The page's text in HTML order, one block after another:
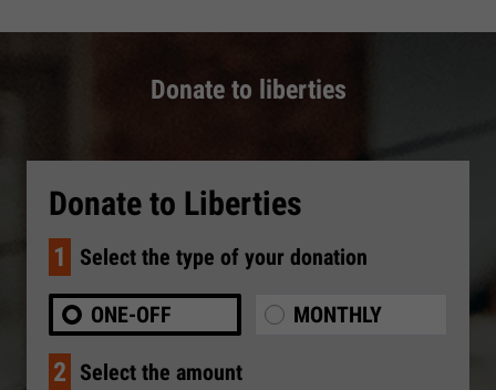
Donate to liberties
Donate to Liberties
1 Select the type of your donation
ONE-OFF MONTHLY
2 Select the amount